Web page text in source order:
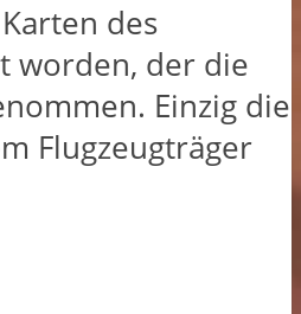
des
worden, der die
Einzig die
Flugzeugträger